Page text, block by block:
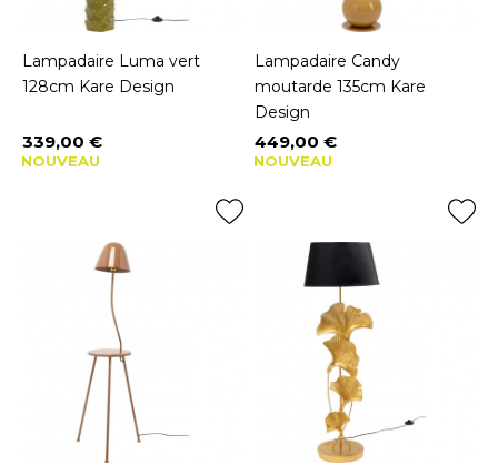
Lampadaire Luma vert
128cm Kare Design
Prix
339,00 €
NOUVEAU
Lampadaire Candy
moutarde 135cm Kare
Design
Prix
449,00 €
NOUVEAU